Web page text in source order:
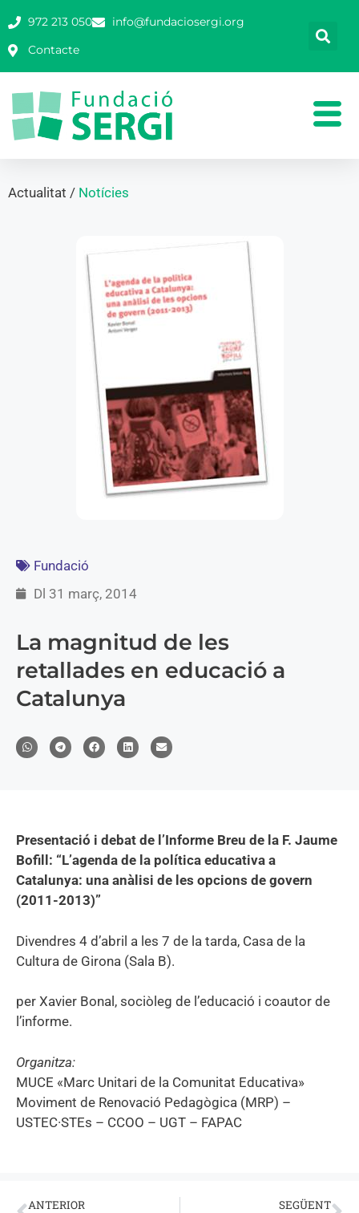
972 213 050
info@fundaciosergi.org
Contacte
Actualitat / Notícies
Fundació
Dl 31 març, 2014
La magnitud de les
retallades en educació a
Catalunya
Presentació i debat de l’Informe Breu de la F. Jaume
Bofill: “L’agenda de la política educativa a
Catalunya: una anàlisi de les opcions de govern
(2011-2013)”
Divendres 4 d’abril a les 7 de la tarda, Casa de la
Cultura de Girona (Sala B).
per Xavier Bonal, sociòleg de l’educació i coautor de
l’informe.
Organitza:
MUCE «Marc Unitari de la Comunitat Educativa»
Moviment de Renovació Pedagògica (MRP) –
USTEC·STEs – CCOO – UGT – FAPAC
ANTERIOR SEGÜENT